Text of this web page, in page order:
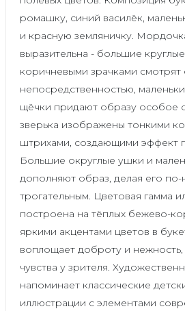
ромашку, синий василёк,
и красную земляничку.
выразительна - большие круглые
коричневыми зрачками смотрят
непосредственностью,
щёчки придают образу особое
зверька изображены тонкими
штрихами, создающими эффект
Большие округлые ушки и
дополняют образ, делая его
трогательным. Цветовая гамма
построена на тёплых бежево-
яркими акцентами цветов в
воплощает доброту и нежность,
чувства у зрителя.
напоминает классические
иллюстрации с элементами